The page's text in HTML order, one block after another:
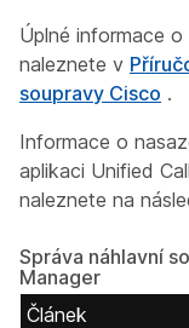
Úplné informace
naleznete v
soupravy Cisco .
Informace o
aplikaci Unified
naleznete na
Správa náhlavní
Manager
Článek